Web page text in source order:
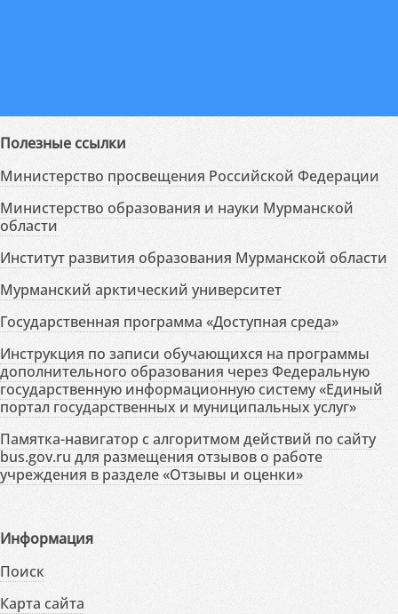
Полезные ссылки
Министерство просвещения Российской Федерации
Министерство образования и науки Мурманской
области
Институт развития образования Мурманской области
Мурманский арктический университет
Государственная программа «Доступная среда»
Инструкция по записи обучающихся на программы
дополнительного образования через Федеральную
государственную информационную систему «Единый
портал государственных и муниципальных услуг»
Памятка-навигатор с алгоритмом действий по сайту
bus.gov.ru для размещения отзывов о работе
учреждения в разделе «Отзывы и оценки»
Информация
Поиск
Карта сайта